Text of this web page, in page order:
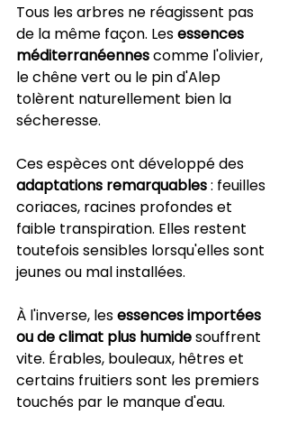
Tous les arbres ne réagissent pas
de la même façon. Les essences
méditerranéennes comme l'olivier,
le chêne vert ou le pin d'Alep
tolèrent naturellement bien la
sécheresse.
Ces espèces ont développé des
adaptations remarquables : feuilles
coriaces, racines profondes et
faible transpiration. Elles restent
toutefois sensibles lorsqu'elles sont
jeunes ou mal installées.
À l'inverse, les essences importées
ou de climat plus humide souffrent
vite. Érables, bouleaux, hêtres et
certains fruitiers sont les premiers
touchés par le manque d'eau.